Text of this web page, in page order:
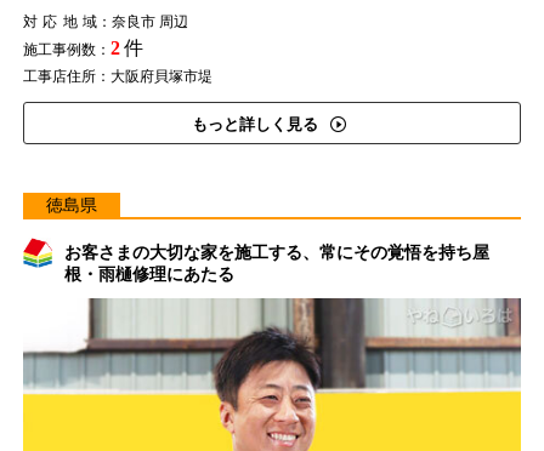
対応地域：奈良市 周辺
施工事例数： 2件
工事店住所：大阪府貝塚市堤
もっと詳しく見る
徳島県
お客さまの大切な家を施工する、常にその覚悟を持ち屋
根・雨樋修理にあたる